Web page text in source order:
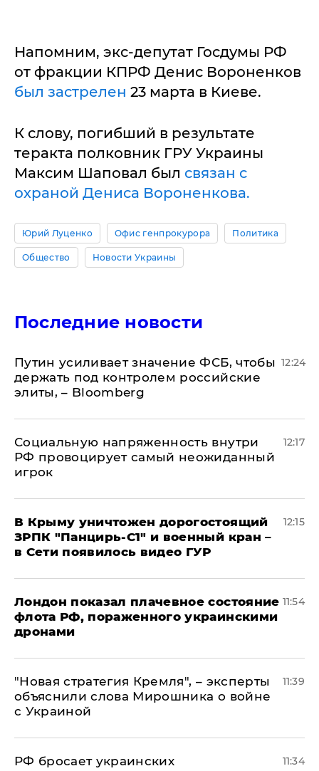
Напомним, экс-депутат Госдумы РФ
от фракции КПРФ Денис Вороненков
был застрелен 23 марта в Киеве.
К слову, погибший в результате
теракта полковник ГРУ Украины
Максим Шаповал был связан с
охраной Дениса Вороненкова.
Юрий Луценко Офис генпрокурора Политика
Общество Новости Украины
Последние новости
Путин усиливает значение ФСБ, чтобы
держать под контролем российские
элиты, – Bloomberg
12:24
Социальную напряженность внутри
РФ провоцирует самый неожиданный
игрок
12:17
В Крыму уничтожен дорогостоящий
ЗРПК "Панцирь-С1" и военный кран –
в Сети появилось видео ГУР
12:15
Лондон показал плачевное состояние
флота РФ, пораженного украинскими
дронами
11:54
"Новая стратегия Кремля", – эксперты
объяснили слова Мирошника о войне
с Украиной
11:39
РФ бросает украинских
11:34